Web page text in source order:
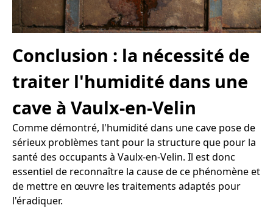
Conclusion : la nécessité de
traiter l'humidité dans une
cave à Vaulx-en-Velin
Comme démontré, l'humidité dans une cave pose de
sérieux problèmes tant pour la structure que pour la
santé des occupants à Vaulx-en-Velin. Il est donc
essentiel de reconnaître la cause de ce phénomène et
de mettre en œuvre les traitements adaptés pour
l'éradiquer.